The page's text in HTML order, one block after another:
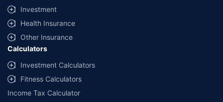
˜Policybazaar Promise reflects the guarantee offered by insurers. Price
assurance is based on certifications shared by insurers with us.
Investment
Health Insurance
Other Insurance
Calculators
Investment Calculators
Fitness Calculators
Income Tax Calculator